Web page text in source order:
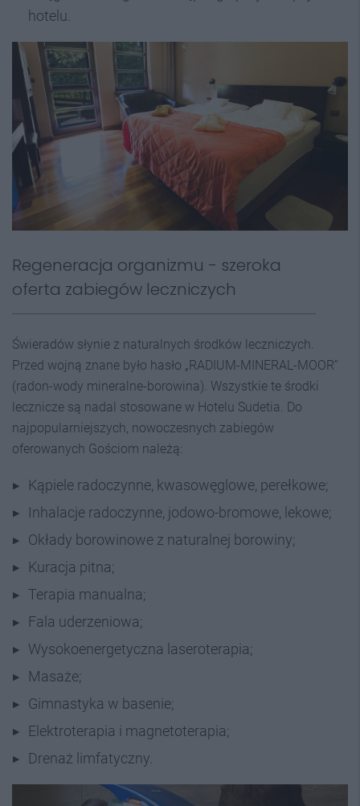
hotelu.
Regeneracja organizmu - szeroka
oferta zabiegów leczniczych
Świeradów słynie z naturalnych środków leczniczych.
Przed wojną znane było hasło „RADIUM-MINERAL-MOOR”
(radon-wody mineralne-borowina). Wszystkie te środki
lecznicze są nadal stosowane w Hotelu Sudetia. Do
najpopularniejszych, nowoczesnych zabiegów
oferowanych Gościom należą:
Kąpiele radoczynne, kwasowęglowe, perełkowe;
Inhalacje radoczynne, jodowo-bromowe, lekowe;
Okłady borowinowe z naturalnej borowiny;
Kuracja pitna;
Terapia manualna;
Fala uderzeniowa;
Wysokoenergetyczna laseroterapia;
Masaże;
Gimnastyka w basenie;
Elektroterapia i magnetoterapia;
Drenaż limfatyczny.